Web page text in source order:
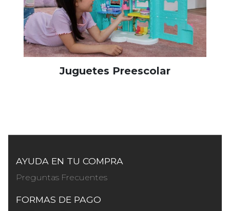
Juguetes Preescolar
AYUDA EN TU COMPRA
Preguntas Frecuentes
FORMAS DE PAGO